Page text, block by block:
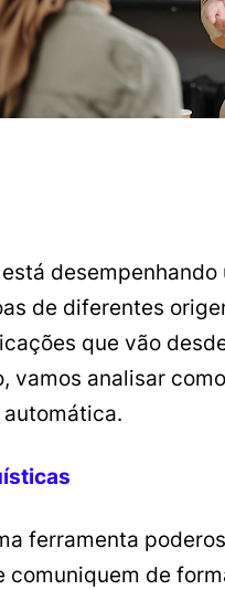
de diferentes
que vão
vamos analisar
ferramenta
de